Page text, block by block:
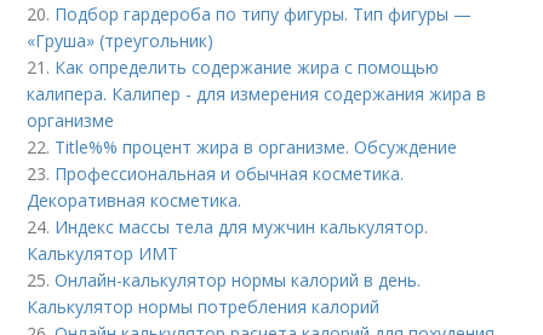
20. Подбор гардероба по типу фигуры. Тип фигуры —
«Груша» (треугольник)
21. Как определить содержание жира с помощью
калипера. Калипер - для измерения содержания жира в
организме
22. Title%% процент жира в организме. Обсуждение
23. Профессиональная и обычная косметика.
Декоративная косметика.
24. Индекс массы тела для мужчин калькулятор.
Калькулятор ИМТ
25.Онлайн-калькулятор нормы калорий в день.
Калькулятор нормы потребления калорий